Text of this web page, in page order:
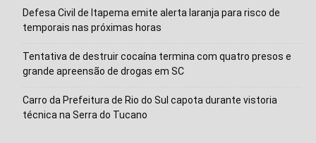
Defesa Civil de Itapema emite alerta laranja para risco de
temporais nas próximas horas
Tentativa de destruir cocaína termina com quatro presos e
grande apreensão de drogas em SC
Carro da Prefeitura de Rio do Sul capota durante vistoria
técnica na Serra do Tucano